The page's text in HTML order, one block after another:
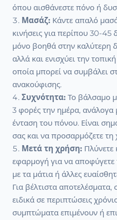
όπου αισθάνεστε πόνο ή
Μασάζ: Κάντε απαλό
κινήσεις για περίπου 30-45
μόνο βοηθά στην καλύτερη
αλλά και ενισχύει την
οποία μπορεί να συμβάλει
ανακούφισης.
Συχνότητα: Το βάλσαμο
3 φορές την ημέρα, ανάλογα
ένταση του πόνου. Είναι
σας και να προσαρμόζετε τη
Μετά τη χρήση: Πλύνετε
εφαρμογή για να
με τα μάτια ή άλλες
Για βέλτιστα αποτελέσματα,
ειδικά σε περιπτώσεις
συμπτώματα επιμένουν ή